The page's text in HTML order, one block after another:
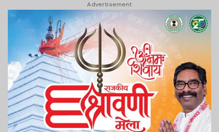
Advertisement